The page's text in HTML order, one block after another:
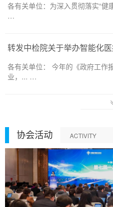
各有关单位：为深入贯彻落实“健
…
各有关单位： 今年的《政府工作
业，... …
协会活动 ACTIVITY